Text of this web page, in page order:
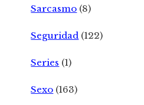
Sarcasmo (8)
Seguridad (122)
Series (1)
Sexo (163)